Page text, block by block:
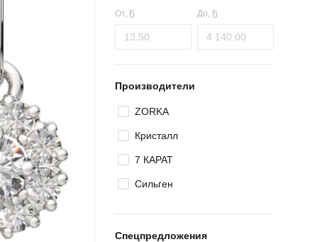
От, Ҕ До, Ҕ
Производители
ZORKA
Кристалл
7 КАРАТ
Сильген
Спецпредложения